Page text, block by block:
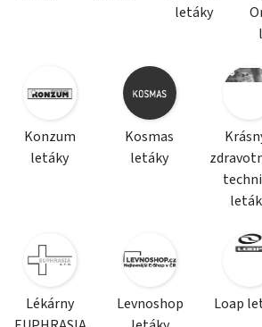
letáky
Konzum
letáky
Kosmas
letáky
Lékárny
Levnoshop
Loap